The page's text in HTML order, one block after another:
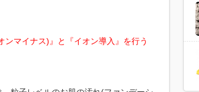
マイナス)』と『イオン導入』を行う